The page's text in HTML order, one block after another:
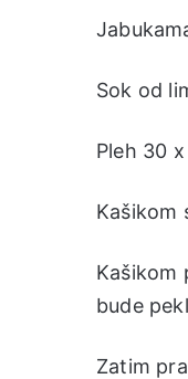
Sok od
Pleh 30
Kašikom
Kašikom
bude
Zatim